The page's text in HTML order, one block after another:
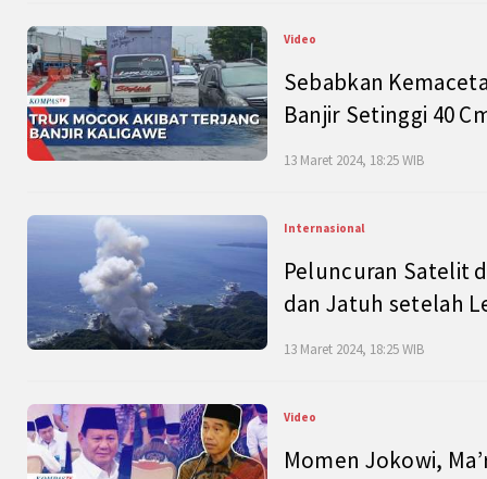
Video
Sebabkan
Banjir Setinggi 40
13 Maret 2024, 18:25 WIB
Internasional
Peluncuran Satelit
dan Jatuh setelah
13 Maret 2024, 18:25 WIB
Video
Momen Jokowi,